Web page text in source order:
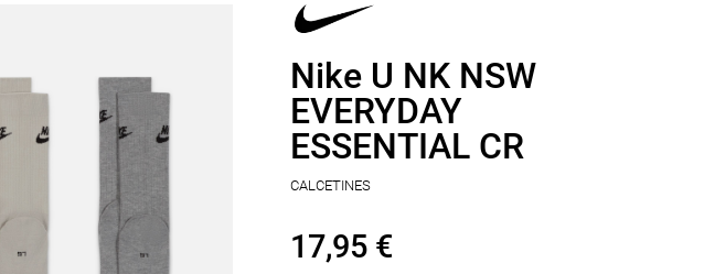
Nike U NK NSW
EVERYDAY
ESSENTIAL CR
CALCETINES
17,95 €